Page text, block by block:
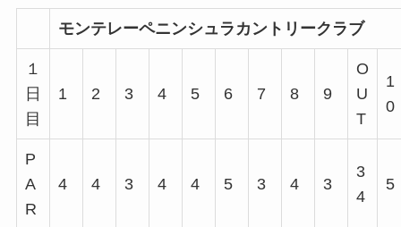
モンテレーペニンシュラカントリークラブ
１
日
目
1 2 3 4 5 6 7 8 9
O
U
T
1
0
P
A
R
4 4 3 4 4 5 3 4 3
3
4
5